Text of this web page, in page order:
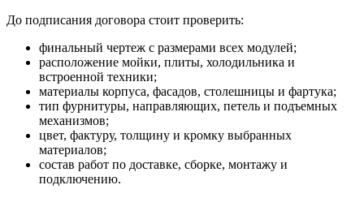
До подписания договора стоит проверить:
финальный чертеж с размерами всех модулей;
расположение мойки, плиты, холодильника и
встроенной техники;
материалы корпуса, фасадов, столешницы и фартука;
тип фурнитуры, направляющих, петель и подъемных
механизмов;
цвет, фактуру, толщину и кромку выбранных
материалов;
состав работ по доставке, сборке, монтажу и
подключению.